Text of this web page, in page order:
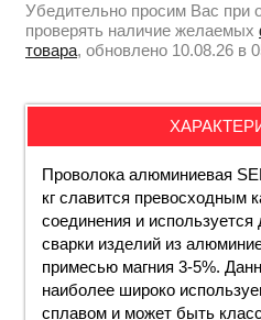
Убедительно просим Вас при
проверять наличие желаемых
товара, обновлено 10.08.26 в
Проволока алюминиевая
кг славится превосходным
соединения и
сварки изделий из
примесью магния 3-5%.
наиболее широко
сплавом и может быть